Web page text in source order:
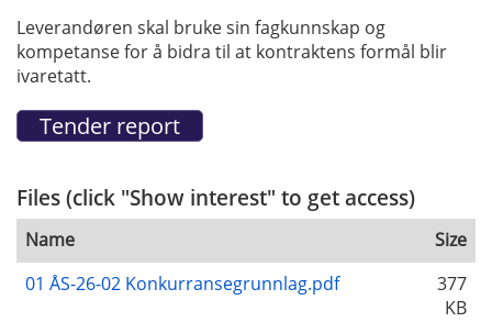
Leverandøren skal bruke sin fagkunnskap og
kompetanse for å bidra til at kontraktens formål blir
ivaretatt.
Files (click "Show interest" to get access)
Name
Size
01 ÅS-26-02 Konkurransegrunnlag.pdf
377
KB